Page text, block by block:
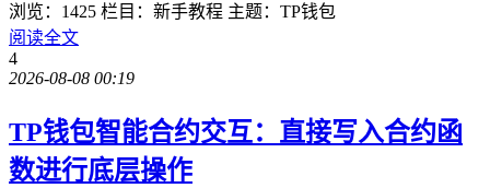
浏览：1425 栏目：新手教程 主题：TP钱包
阅读全文
4
2026-08-08 00:19
TP钱包智能合约交互：直接写入合约函
数进行底层操作